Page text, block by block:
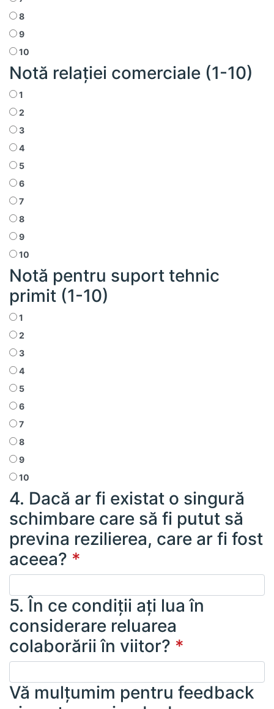
8
9
10
Notă relației comerciale (1-10)
1
2
3
4
5
6
7
8
9
10
Notă pentru suport tehnic
primit (1-10)
1
2
3
4
5
6
7
8
9
10
4. Dacă ar fi existat o singură
schimbare care să fi putut să
previna rezilierea, care ar fi fost
aceea? *
5. În ce condiții ați lua în
considerare reluarea
colaborării în viitor? *
Vă mulțumim pentru feedback